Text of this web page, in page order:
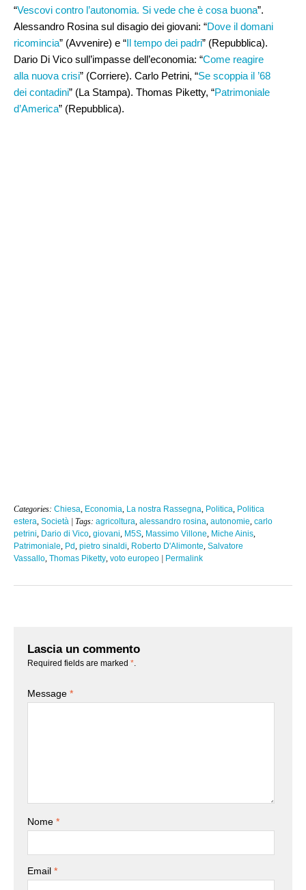
“Vescovi contro l’autonomia. Si vede che è cosa buona”.
Alessandro Rosina sul disagio dei giovani: “Dove il domani
ricomincia” (Avvenire) e “Il tempo dei padri” (Repubblica).
Dario Di Vico sull’impasse dell’economia: “Come reagire
alla nuova crisi” (Corriere). Carlo Petrini, “Se scoppia il ’68
dei contadini” (La Stampa). Thomas Piketty, “Patrimoniale
d’America” (Repubblica).
Categories: Chiesa Economia La nostra Rassegna Politica Politica
estera Società | Tags: agricoltura alessandro rosina autonomie carlo
petrini Dario di Vico giovani M5S Massimo Villone Miche Ainis
Patrimoniale Pd pietro sinaldi Roberto D'Alimonte Salvatore
Vassallo Thomas Piketty voto europeo | Permalink
Lascia un commento
Required fields are marked *
Message *
Nome *
Email *